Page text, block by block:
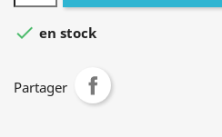
 en stock
Partager